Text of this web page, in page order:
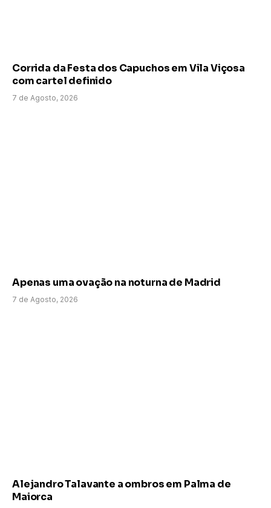
Corrida da Festa dos Capuchos em Vila Viçosa
com cartel definido
7 de Agosto, 2026
Apenas uma ovação na noturna de Madrid
7 de Agosto, 2026
Alejandro Talavante a ombros em Palma de
Maiorca